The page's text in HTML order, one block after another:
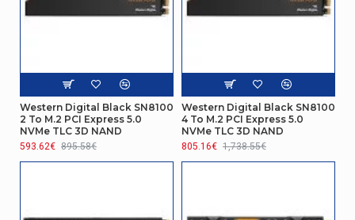
Western Digital Black SN8100
2 To M.2 PCI Express 5.0
NVMe TLC 3D NAND
593.62€ 895.58€
Western Digital Black SN8100
4 To M.2 PCI Express 5.0
NVMe TLC 3D NAND
805.16€ 1,738.55€